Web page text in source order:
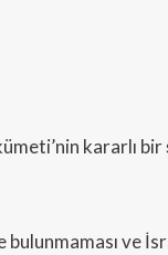
kararlı
ve